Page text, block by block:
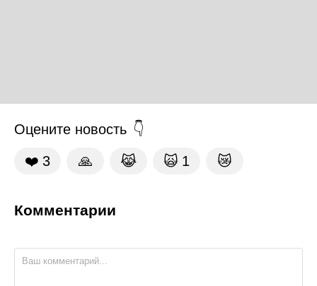
Оцените новость
❤️ 3 🙏 😹 🙀 1 😿
Комментарии